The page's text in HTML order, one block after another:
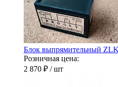
Блок выпрямительный
Розничная цена:
2 870 ₽ / шт